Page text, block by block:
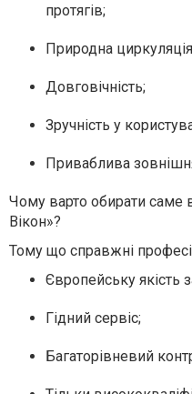
протягів;
Природна
Довговічність;
Зручність у
Приваблива
Чому варто обирати саме
Вікон»?
Тому що справжні
Європейську якість
Гідний сервіс;
Багаторівневий